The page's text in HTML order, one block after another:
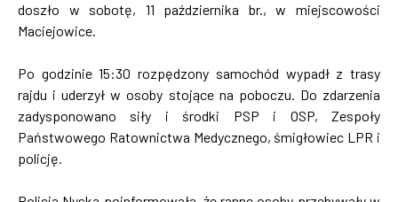
doszło w sobotę, 11 października br., w miejscowości
Maciejowice.
Po godzinie 15:30 rozpędzony samochód wypadł z trasy
rajdu i uderzył w osoby stojące na poboczu. Do zdarzenia
zadysponowano siły i środki PSP i OSP, Zespoły
Państwowego Ratownictwa Medycznego, śmigłowiec LPR i
policję.